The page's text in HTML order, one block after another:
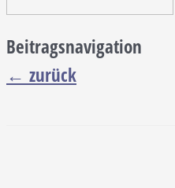
Beitragsnavigation
← zurück